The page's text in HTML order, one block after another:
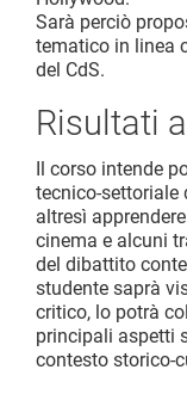
Sarà perciò
tematico in linea
del CdS.
Risultati
Il corso intende
tecnico-settoriale
altresì
cinema e alcuni
del dibattito
studente saprà
critico, lo potrà
principali aspetti
contesto storico-